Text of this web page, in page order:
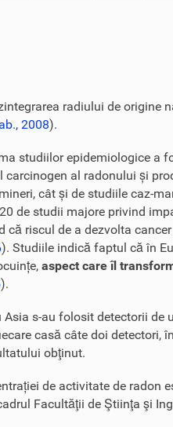
radiului de origine
2008).
studiilor epidemiologice a
carcinogen al radonului și
cât și de studiile caz-
de studii majore privind
riscul de a dezvolta
). Studiile indică faptul că în
aspect care îl
).
s-au folosit detectorii
casă câte doi
obţinut.
de activitate de radon
Facultăţii de Ştiinţa şi